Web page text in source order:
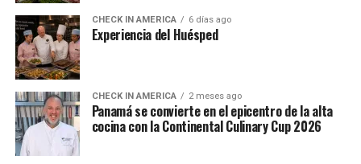
CHECK IN AMERICA 6 días ago
Experiencia del Huésped
CHECK IN AMERICA 2 meses ago
Panamá se convierte en el epicentro de la alta
cocina con la Continental Culinary Cup 2026